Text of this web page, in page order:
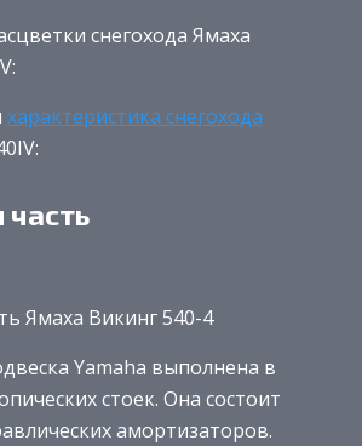
снегохода Ямаха
характеристика снегохода
Ямаха Викинг 540-4
Yamaha выполнена в
стоек. Она состоит
амортизаторов.